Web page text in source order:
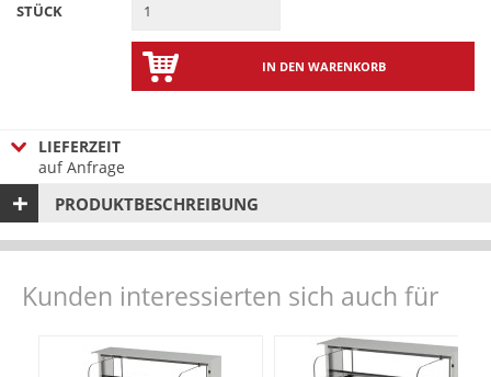
STÜCK
IN DEN WARENKORB
LIEFERZEIT
auf Anfrage
PRODUKTBESCHREIBUNG
Kunden interessierten sich auch für